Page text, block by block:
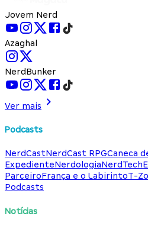
Jovem Nerd
Azaghal
NerdBunker
Ver mais
Podcasts
NerdCastNerdCast RPGCaneca
ExpedienteNerdologiaNerdTech
ParceiroFrança e o LabirintoT-
Podcasts
Notícias